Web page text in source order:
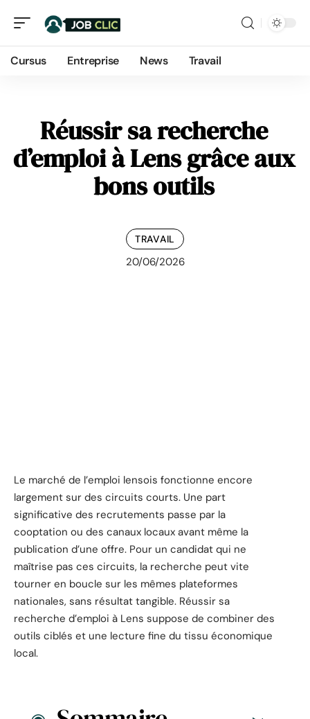
Cursus Entreprise News Travail
Réussir sa recherche
d’emploi à Lens grâce aux
bons outils
TRAVAIL
20/06/2026
Le marché de l’emploi lensois fonctionne encore
largement sur des circuits courts. Une part
significative des recrutements passe par la
cooptation ou des canaux locaux avant même la
publication d’une offre. Pour un candidat qui ne
maîtrise pas ces circuits, la recherche peut vite
tourner en boucle sur les mêmes plateformes
nationales, sans résultat tangible. Réussir sa
recherche d’emploi à Lens suppose de combiner des
outils ciblés et une lecture fine du tissu économique
local.